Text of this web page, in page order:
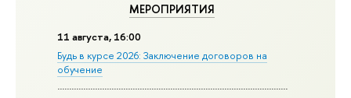
МЕРОПРИЯТИЯ
11 августа, 16:00
Будь в курсе 2026: Заключение договоров на
обучение